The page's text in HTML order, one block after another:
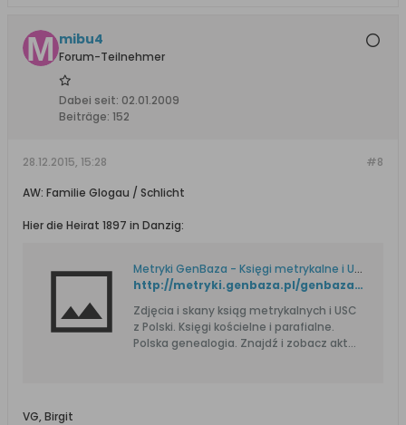
mibu4
Forum-Teilnehmer
Dabei seit: 02.01.2009
Beiträge: 152
#8
28.12.2015, 15:28
AW: Familie Glogau / Schlicht
Hier die Heirat 1897 in Danzig:
Metryki GenBaza - Księgi metrykalne i USC. Genealogia.
http://metryki.genbaza.pl/genbaza,detail,212400,41
Zdjęcia i skany ksiąg metrykalnych i USC
z Polski. Księgi kościelne i parafialne.
Polska genealogia. Znajdź i zobacz akt
VG, Birgit